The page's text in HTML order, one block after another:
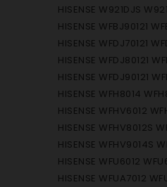
HISENSE W921DJS
HISENSE WFBJ90121
HISENSE WFDJ70121
HISENSE WFDJ80121
HISENSE WFDJ90121
HISENSE WFH8014
HISENSE WFHV6012
HISENSE WFHV8012S
HISENSE WFHV9014S
HISENSE WFU6012
HISENSE WFUA7012